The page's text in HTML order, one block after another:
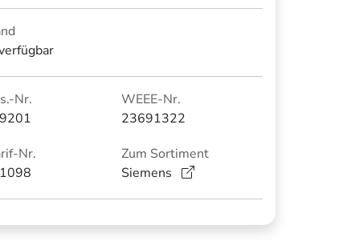
Nr.
WEEE-Nr.
23691322
Nr.
Zum Sortiment
Siemens